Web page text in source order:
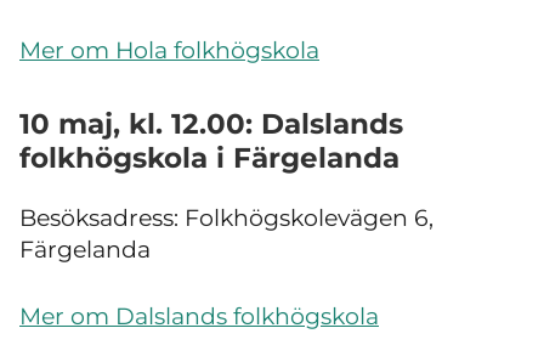
Mer om Hola folkhögskola
10 maj, kl. 12.00: Dalslands
folkhögskola i Färgelanda
Besöksadress: Folkhögskolevägen 6,
Färgelanda
Mer om Dalslands folkhögskola